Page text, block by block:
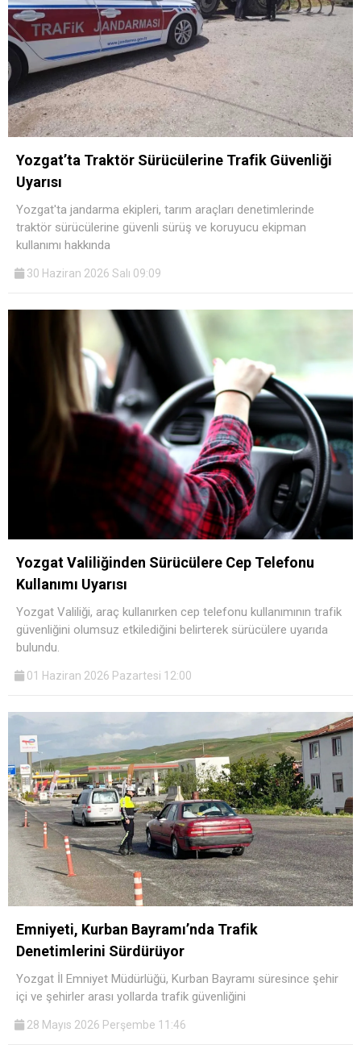
Yozgat’ta Traktör Sürücülerine Trafik Güvenliği
Uyarısı
Yozgat'ta jandarma ekipleri, tarım araçları denetimlerinde
traktör sürücülerine güvenli sürüş ve koruyucu ekipman
kullanımı hakkında
30 Haziran 2026 Salı 09:09
Yozgat Valiliğinden Sürücülere Cep Telefonu
Kullanımı Uyarısı
Yozgat Valiliği, araç kullanırken cep telefonu kullanımının trafik
güvenliğini olumsuz etkilediğini belirterek sürücülere uyarıda
bulundu.
01 Haziran 2026 Pazartesi 12:00
Emniyeti, Kurban Bayramı’nda Trafik
Denetimlerini Sürdürüyor
Yozgat İl Emniyet Müdürlüğü, Kurban Bayramı süresince şehir
içi ve şehirler arası yollarda trafik güvenliğini
28 Mayıs 2026 Perşembe 11:46